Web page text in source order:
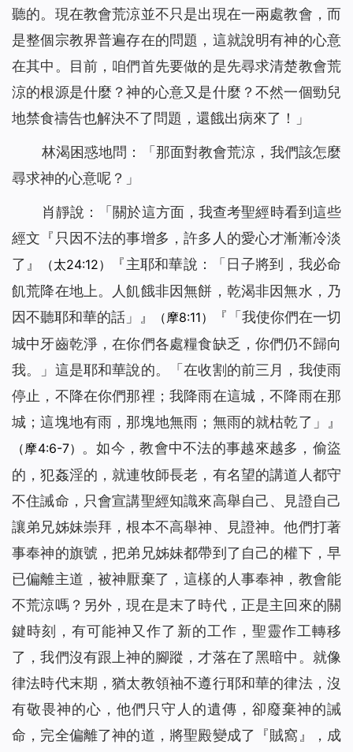
35 只要做到三方面，你與神就能保持正常關係（有聲讀物）
36 基督徒靈修-掌握三要素，讓你與神更親近！（有聲讀物）
37 是誰給了她一個溫暖的家？（有聲讀物）
38 【基督徒日記】將心安靜在神面前的四條實行（有聲讀物）
39 懷孕七個月的我，被綁架後……（有聲讀物）
「主耶穌不守安息日」給我們帶來的啟發（有聲讀物）
42 人生匆匆，我們該追求什麼？（有聲讀物）
信仰逼迫：帶上癱瘓丈夫去逃亡（有聲讀物）
44 孩子病危，是神讓他化險為夷（有聲讀物）
聖經的預言，我終於知道該怎麼對待了（有聲讀物）
47 當計劃趕不上變化時，你該怎麼辦（有聲讀物）
48
不會扶持幫助弟兄姊妹怎麼辦？這裡有三條實行路途（有聲
讀物）
49 撒瑪利亞婦人的聰明之處（有聲讀物）
50 防備法利賽人和撒都該人的酵(有聲讀物)
埃提阿伯太監接受福音給我們的啟示（有聲讀物）
我對「迦南婦人的信心」有了新的認識（有聲讀物）
54 為什麼只有彼得認出了主耶穌是基督？（有聲讀物）
55 主耶穌為什麼稱許彼得的信呢（有聲讀物）
聽的。現在教會荒涼並不只是出現在一兩處教會，而
是整個宗教界普遍存在的問題，這就說明有神的心意
在其中。目前，咱們首先要做的是先尋求清楚教會荒
涼的根源是什麼？神的心意又是什麼？不然一個勁兒
地禁食禱告也解決不了問題，還餓出病來了！」
林渴困惑地問：「那面對教會荒涼，我們該怎麼
尋求神的心意呢？」
肖靜說：「關於這方面，我查考聖經時看到這些
經文『 只因不法的事增多，許多人的愛心才漸漸冷淡
了 』 （太24:12） 『主耶和華說：「 日子將到，我必命
飢荒降在地上。人飢餓非因無餅，乾渴非因無水，乃
因不聽耶和華的話 」』 （摩8:11） 『「 我使你們在一切
城中牙齒乾淨，在你們各處糧食缺乏，你們仍不歸向
我。
」這是耶和華說的。「在收割的前三月，我使雨
停止，不降在你們那裡；我降雨在這城，不降雨在那
城；這塊地有雨，那塊地無雨；無雨的就枯乾了 」』
（摩4:6-7） 。如今，教會中不法的事越來越多，偷盜
的，犯姦淫的，就連牧師長老，有名望的講道人都守
不住誡命，只會宣講聖經知識來高舉自己、見證自己
讓弟兄姊妹崇拜，根本不高舉神、見證神。他們打著
事奉神的旗號，把弟兄姊妹都帶到了自己的權下，早
已偏離主道，被神厭棄了，這樣的人事奉神，教會能
不荒涼嗎？另外，現在是末了時代，正是主回來的關
鍵時刻，有可能神又作了新的工作，聖靈作工轉移
了，我們沒有跟上神的腳蹤，才落在了黑暗中。就像
律法時代末期，猶太教領袖不遵行耶和華的律法，沒
有敬畏神的心，他們只守人的遺傳，卻廢棄神的誡
命，完全偏離了神的道，將聖殿變成了『賊窩』，成